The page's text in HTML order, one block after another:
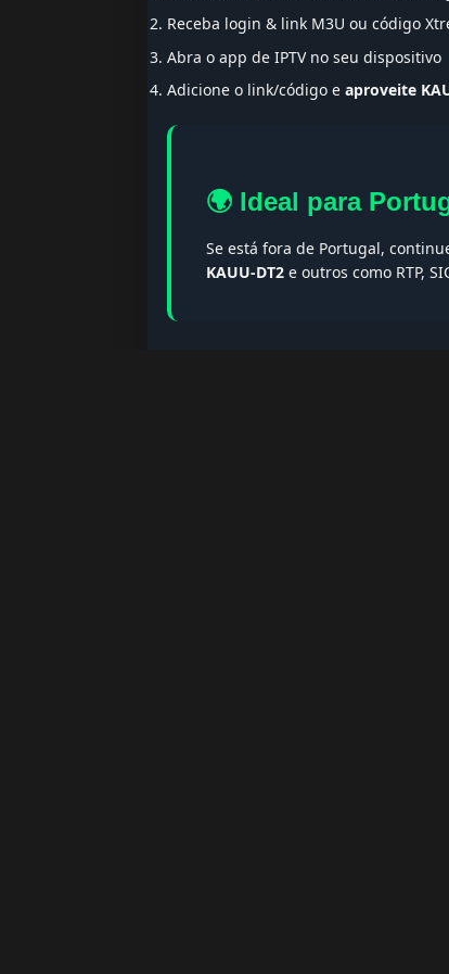
Receba login & link M3U ou código
Abra o app de IPTV no seu dispositivo
Adicione o link/código e aproveite
🌍 Ideal para
Se está fora de Portugal,
KAUU-DT2 e outros como RTP,